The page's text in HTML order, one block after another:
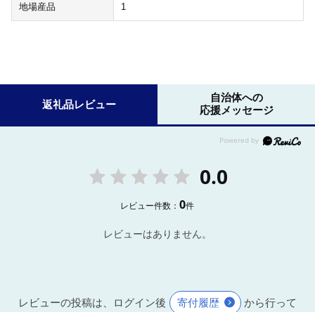
地場産品 1
返礼品レビュー
自治体への
応援メッセージ
0.0
レビュー件数：0件
レビューはありません。
レビューの投稿は、ログイン後 寄付履歴
から行って